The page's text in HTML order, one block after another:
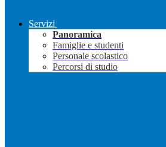
Servizi
Panoramica
Famiglie e studenti
Personale scolastico
Percorsi di studio